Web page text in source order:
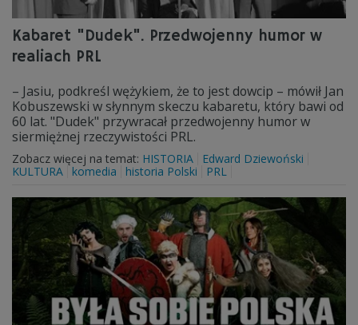
Kabaret "Dudek". Przedwojenny humor w
realiach PRL
– Jasiu, podkreśl wężykiem, że to jest dowcip – mówił Jan
Kobuszewski w słynnym skeczu kabaretu, który bawi od
60 lat. "Dudek" przywracał przedwojenny humor w
siermiężnej rzeczywistości PRL.
Zobacz więcej na temat: HISTORIA
Edward Dziewoński
KULTURA
komedia historia Polski PRL